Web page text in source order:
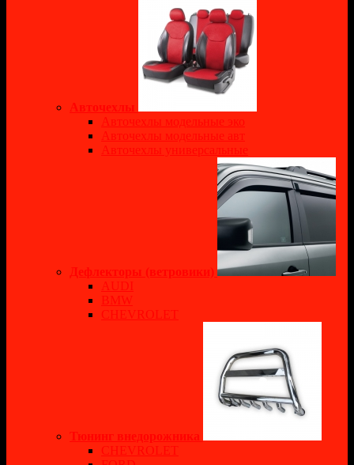
Авточехлы
Авточехлы модельные эко
Авточехлы модельные авт
Авточехлы универсальные
Дефлекторы (ветровики)
AUDI
BMW
CHEVROLET
Тюнинг внедорожника
CHEVROLET